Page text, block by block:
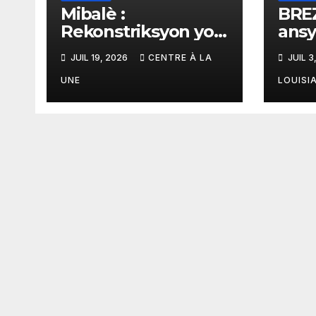
Mibalè :
Rekonstriksyon yon
vil kòmanse nan
rekonstriksyon
lespri moun yo
JUIL 19, 2026 CENTRE À LA
UNE
Jair
JUIL
LOUISIA